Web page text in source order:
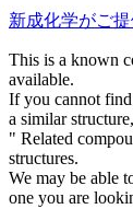
新成化学がご
This is a known
available.
If you cannot
a similar
" Related
structures.
We may be able
one you are